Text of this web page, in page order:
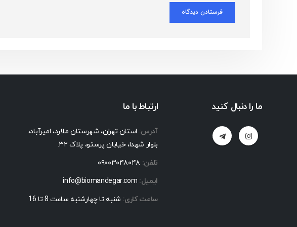
ما را دنبال کنید ارتباط با ما
آدرس: استان تهران، شهرستان ملارد، امیرآباد،
بلوار شهدا، خیابان پرستو، پلاک ۳۲.
تلفن: ۰۹۰۰۳۰۴۸۰۴۸
ایمیل: info@biomandegar.com
ساعت کاری: شنبه تا چهارشنبه ساعت 8 تا 16